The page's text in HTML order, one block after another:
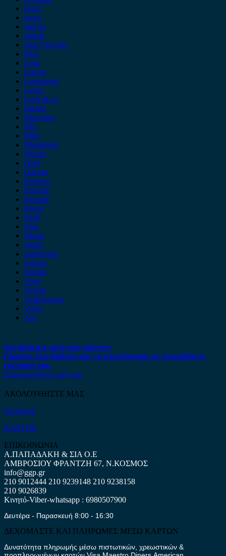
Isuzu
iveco
Jaecoo
Jaguar
Jeep Chrysler
KIA
Lada
Lancia
Leapmotor
Lexus
Lynk & co
Mazda
Mercedes
MG
Mini
Mitsubishi
Nissan
Opel
Omoda
Peugeot
Porsche
Renault
Rover
Saab
Seat
Skoda
Smart
ssangyong
Subaru
Suzuki
Tesla
Toyota
Volkswagen
Volvo
Xev
Δεν βρήκατε αυτό που ψάχνετε;
Είμαστε στη διάθεση σας να απαντήσουμε σε οποιαδήποτε
ερώτηση σας.
Επικοινωνήστε μαζί μας
ΑΚΟΛΟΥΘΗΣΤΕ ΜΑΣ
Facebook
ΧΑΡΤΗΣ
ΕΠΙΚΟΙΝΩΝΙΑ
Α.ΠΑΠΑΔΑΚΗ & ΣΙΑ Ο.Ε
ΑΜΒΡΟΣΙΟΥ ΦΡΑΝΤΖΗ 67, Ν.ΚΟΣΜΟΣ
info@ggp.gr
210 9012444 210 9239148 210 9238158
210 9026839
Κινητό-Viber-whatsapp : 6980507900
Δευτέρα - Παρασκευή 8:00 - 16:30
ΔΕΧΟΜΑΣΤΕ ΚΑΙ ΠΛΗΡΩΜΕΣ ΜΕΣΩ ΚΑΡΤΩΝ
Δυνατότητα πληρωμής μέσω πιστωτικών, χρεωστικών &